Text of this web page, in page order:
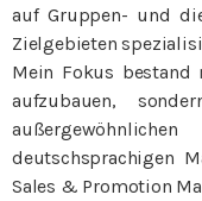
auf Gruppen- und
Zielgebieten
Mein Fokus bestand
aufzubauen,
deutschsprachigen
Sales & Promotion